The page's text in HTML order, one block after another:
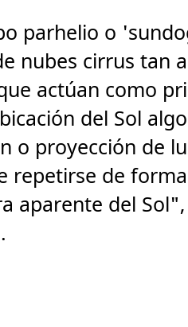
parhelio o
nubes cirrus tan
actúan como
del Sol
o proyección de
repetirse de
aparente del